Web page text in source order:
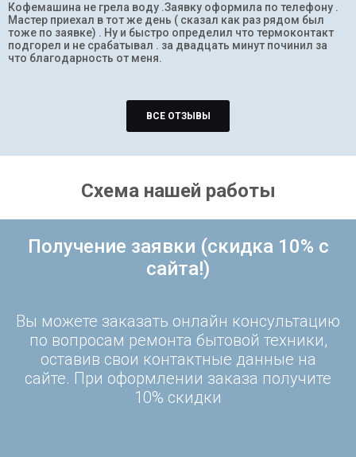
Кофемашина не грела воду .Заявку оформила по телефону .
Мастер приехал в тот же день ( сказал как раз рядом был
тоже по заявке) . Ну и быстро определил что термоконтакт
подгорел и не срабатывал . за двадцать минут починил за
что благодарность от меня.
ВСЕ ОТЗЫВЫ
Схема нашей работы
Получение заявки (скидка 10% с
сайта!)
Вы можете заказать онлайн консультацию
по вопросам ремонта бытовой техники,
оставив свои контактные данные на
сайте. При оформлении заказа получите
10% скидки